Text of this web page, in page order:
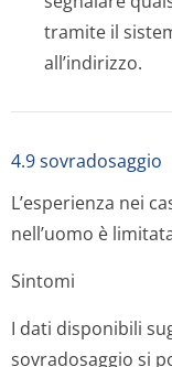
tramite il
all’indirizzo.
4.9 sovradosaggio
L’esperienza nei
nell’uomo è
Sintomi
I dati disponibili
sovradosaggio si